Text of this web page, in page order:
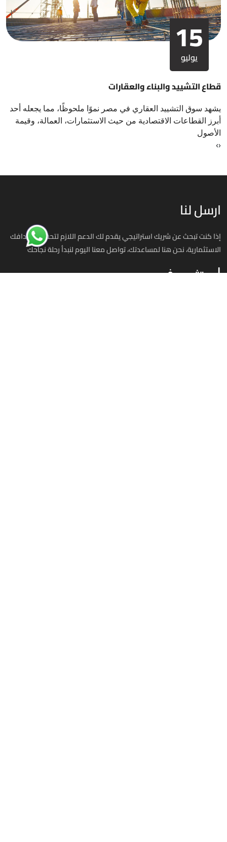
15
يوليو
قطاع التشييد والبناء والعقارات
يشهد سوق التشييد العقاري في مصر نموًا ملحوظًا، مما يجعله أحد
أبرز القطاعات الاقتصادية من حيث الاستثمارات، العمالة، وقيمة
الأصول
‹
›
ارسل لنا
إذا كنت تبحث عن شريك استراتيجي يقدم لك الدعم اللازم لتحقيق أهدافك
الاستثمارية، نحن هنا لمساعدتك، تواصل معنا اليوم لنبدأ رحلة نجاحك
استثمر في مصر